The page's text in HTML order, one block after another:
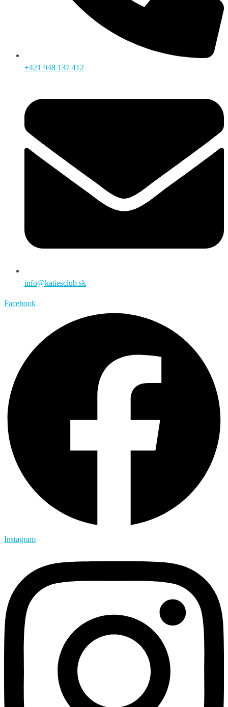
+421 948 137 412
info@katiesclub.sk
Facebook
Instagram